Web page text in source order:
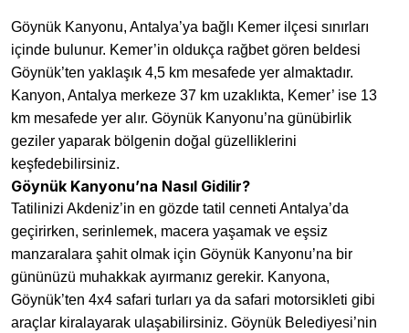
Göynük Kanyonu, Antalya’ya bağlı Kemer ilçesi sınırları
içinde bulunur. Kemer’in oldukça rağbet gören beldesi
Göynük’ten yaklaşık 4,5 km mesafede yer almaktadır.
Kanyon, Antalya merkeze 37 km uzaklıkta, Kemer’ ise 13
km mesafede yer alır. Göynük Kanyonu’na günübirlik
geziler yaparak bölgenin doğal güzelliklerini
keşfedebilirsiniz.
Göynük Kanyonu’na Nasıl Gidilir?
Tatilinizi Akdeniz’in en gözde tatil cenneti Antalya’da
geçirirken, serinlemek, macera yaşamak ve eşsiz
manzaralara şahit olmak için Göynük Kanyonu’na bir
gününüzü muhakkak ayırmanız gerekir. Kanyona,
Göynük’ten 4x4 safari turları ya da safari motorsikleti gibi
araçlar kiralayarak ulaşabilirsiniz. Göynük Belediyesi’nin